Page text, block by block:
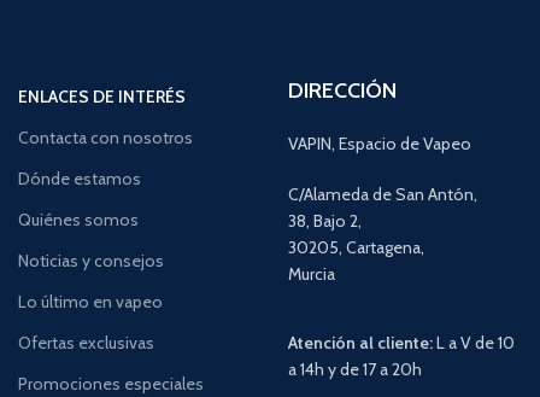
ENLACES DE INTERÉS
Contacta con nosotros
Dónde estamos
Quiénes somos
Noticias y consejos
Lo último en vapeo
Ofertas exclusivas
Promociones especiales
DIRECCIÓN
VAPIN, Espacio de Vapeo
C/Alameda de San Antón,
38, Bajo 2,
30205, Cartagena,
Murcia
Atención al cliente:L a V de 10
a 14h y de 17 a 20h